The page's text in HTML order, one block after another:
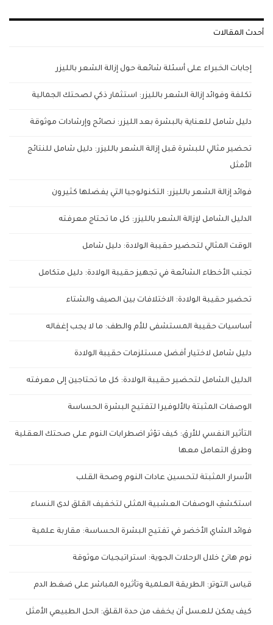
أحدث المقالات
إجابات الخبراء على أسئلة شائعة حول إزالة الشعر بالليزر
تكلفة وفوائد إزالة الشعر بالليزر: استثمار ذكي لصحتك الجمالية
دليل شامل للعناية بالبشرة بعد الليزر: نصائح وإرشادات موثوقة
تحضير مثالي للبشرة قبل إزالة الشعر بالليزر: دليل شامل للنتائج
الأمثل
فوائد إزالة الشعر بالليزر: التكنولوجيا التي يفضلها كثيرون
الدليل الشامل لإزالة الشعر بالليزر: كل ما تحتاج معرفته
الوقت المثالي لتحضير حقيبة الولادة: دليل شامل
تجنب الأخطاء الشائعة في تجهيز حقيبة الولادة: دليل متكامل
تحضير حقيبة الولادة: الاختلافات بين الصيف والشتاء
أساسيات حقيبة المستشفى للأم والطف: ما لا يجب إغفاله
دليل شامل لاختيار أفضل مستلزمات حقيبة الولادة
الدليل الشامل لتحضير حقيبة الولادة: كل ما تحتاجين إلى معرفته
الوصفات المثبتة بالألوفيرا لتفتيح البشرة الحساسة
التأثير النفسي للأرق: كيف تؤثر اضطرابات النوم على صحتك العقلية
وطرق التعامل معها
الأسرار المثبتة لتحسين عادات النوم وصحة القلب
استكشفِ الوصفات العشبية المثلى لتخفيف القلق لدى النساء
فوائد الشاي الأخضر في تفتيح البشرة الحساسة: مقاربة علمية
نوم هانئ خلال الرحلات الجوية: استراتيجيات موثوقة
قياس التوتر: الطريقة العلمية وتأثيره المباشر على ضغط الدم
كيف يمكن للعسل أن يخفف من حدة القلق: الحل الطبيعي الأمثل